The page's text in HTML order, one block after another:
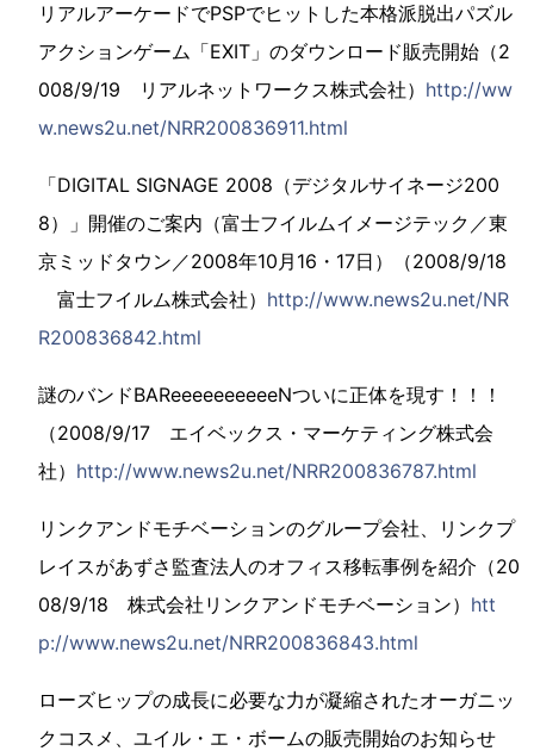
リアルアーケードでPSPでヒットした本格派脱出パズル
アクションゲーム「EXIT」のダウンロード販売開始（2
008/9/19 リアルネットワークス株式会社） http://ww
w.news2u.net/NRR200836911.html
「DIGITAL SIGNAGE 2008（デジタルサイネージ200
8）」開催のご案内（富士フイルムイメージテック／東
京ミッドタウン／2008年10月16・17日）（2008/9/18
富士フイルム株式会社） http://www.news2u.net/NR
R200836842.html
謎のバンドBAReeeeeeeeeeNついに正体を現す！！！
（2008/9/17 エイベックス・マーケティング株式会
社） http://www.news2u.net/NRR200836787.html
リンクアンドモチベーションのグループ会社、リンクプ
レイスがあずさ監査法人のオフィス移転事例を紹介（20
08/9/18 株式会社リンクアンドモチベーション） htt
p://www.news2u.net/NRR200836843.html
ローズヒップの成長に必要な力が凝縮されたオーガニッ
クコスメ、ユイル・エ・ボームの販売開始のお知らせ